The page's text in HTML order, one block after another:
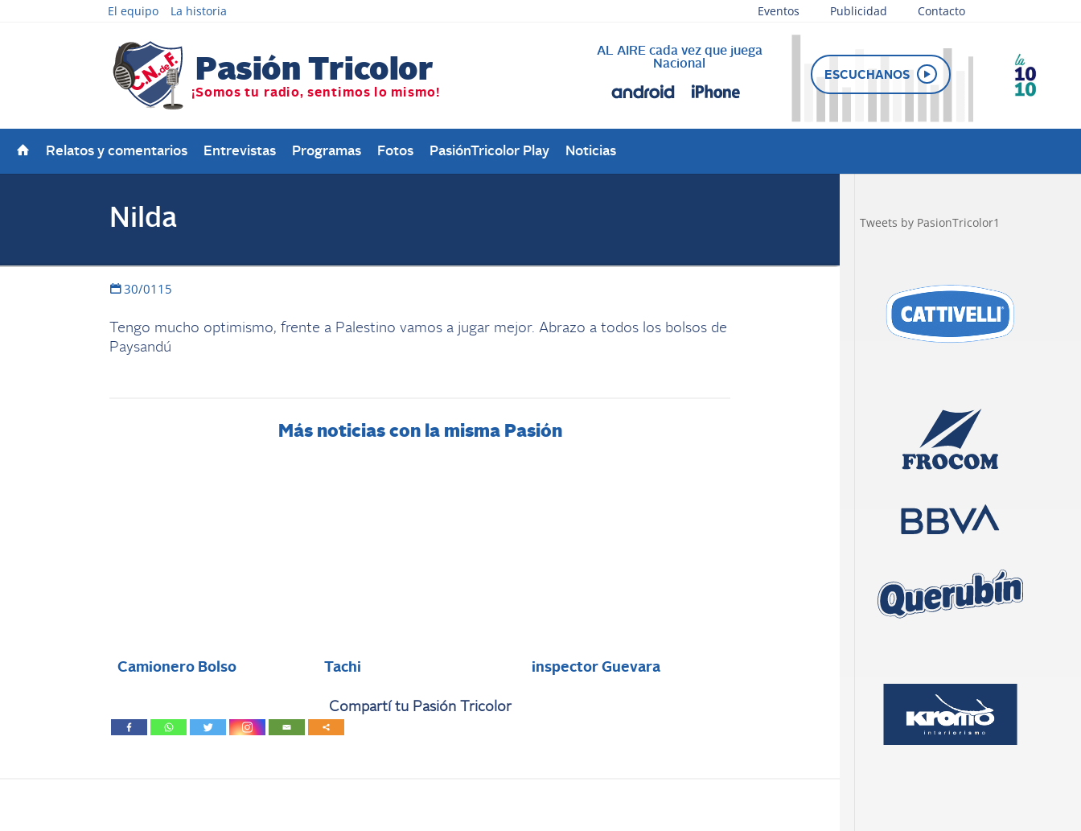
El equipo La historia Eventos Publicidad Contacto
AL AIRE cada vez que juega
Nacional
ESCUCHANOS
Relatos y comentarios Entrevistas Programas Fotos PasiónTricolor Play Noticias
Nilda
30/0115
Tengo mucho optimismo, frente a Palestino vamos a jugar mejor. Abrazo a todos los bolsos de
Paysandú
Más noticias con la misma Pasión
Camionero Bolso Tachi inspector Guevara
Compartí tu Pasión Tricolor
Tweets by PasionTricolor1